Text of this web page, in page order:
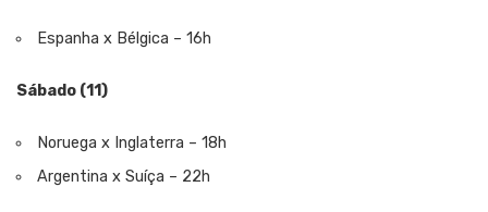
Espanha x Bélgica – 16h
Sábado (11)
Noruega x Inglaterra – 18h
Argentina x Suíça – 22h